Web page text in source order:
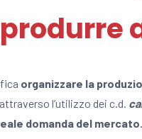
organizzare la
l’utilizzo dei c.d.
domanda del mercato.